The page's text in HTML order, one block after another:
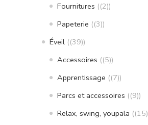
Fournitures (2)
Papeterie (3)
Éveil (39)
Accessoires (5)
Apprentissage (7)
Parcs et accessoires (9)
Relax, swing, youpala (15)